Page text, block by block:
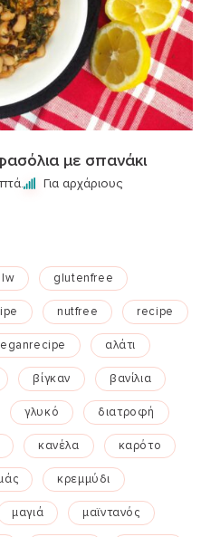
με σπανάκι
Για αρχάριους
glutenfree
nutfree recipe
αλάτι
βίγκαν βανίλια
γλυκό διατροφή
κανέλα καρότο
κρεμμύδι
μαγιά μαϊντανός